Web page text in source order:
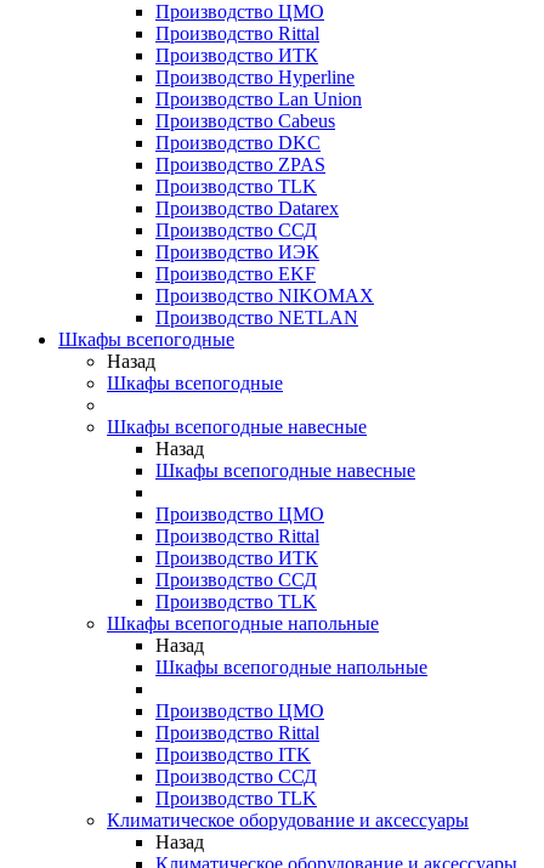
Производство ЦМО
Производство Rittal
Производство ИТК
Производство Hyperline
Производство Lan Union
Производство Cabeus
Производство DKC
Производство ZPAS
Производство TLK
Производство Datarex
Производство ССД
Производство ИЭК
Производство EKF
Производство NIKOMAX
Производство NETLAN
Шкафы всепогодные
Назад
Шкафы всепогодные
Шкафы всепогодные навесные
Назад
Шкафы всепогодные навесные
Производство ЦМО
Производство Rittal
Производство ИТК
Производство ССД
Производство TLK
Шкафы всепогодные напольные
Назад
Шкафы всепогодные напольные
Производство ЦМО
Производство Rittal
Производство ITK
Производство ССД
Производство TLK
Климатическое оборудование и аксессуары
Назад
Климатическое оборудование и аксессуары